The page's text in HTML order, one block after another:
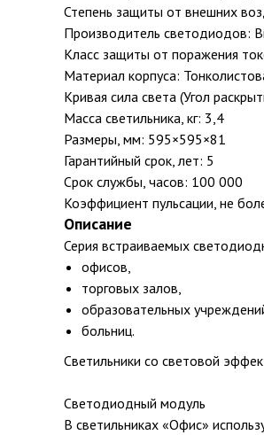
Степень защиты от внешних
Производитель светодиодов:
Класс защиты от поражения
Материал корпуса:
Кривая сила света (Угол
Масса светильника, кг: 3,4
Размеры, мм: 595×595×81
Гарантийный срок, лет: 5
Срок службы, часов: 100 000
Коэффициент пульсации, не
Описание
Серия встраиваемых
офисов,
торговых залов,
образовательных
больниц.
Светильники со световой
Светодиодный модуль
В светильниках «Офис»